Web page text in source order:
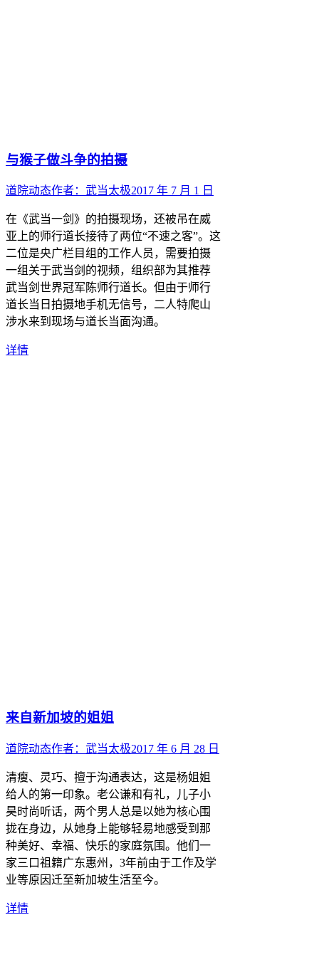
与猴子做斗争的拍摄
道院动态作者： 武当太极2017 年 7 月 1 日
在《武当一剑》的拍摄现场，还被吊在威
亚上的师行道长接待了两位“不速之客”。这
二位是央广栏目组的工作人员，需要拍摄
一组关于武当剑的视频，组织部为其推荐
武当剑世界冠军陈师行道长。但由于师行
道长当日拍摄地手机无信号，二人特爬山
涉水来到现场与道长当面沟通。
详情
来自新加坡的姐姐
道院动态作者： 武当太极2017 年 6 月 28 日
清瘦、灵巧、擅于沟通表达，这是杨姐姐
给人的第一印象。老公谦和有礼，儿子小
昊时尚听话，两个男人总是以她为核心围
拢在身边，从她身上能够轻易地感受到那
种美好、幸福、快乐的家庭氛围。他们一
家三口祖籍广东惠州，3年前由于工作及学
业等原因迁至新加坡生活至今。
详情